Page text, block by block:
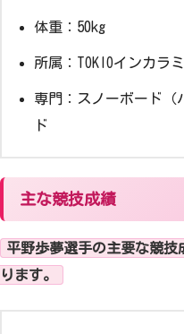
体重：50kg
所属：TOKIOインカラミ
専門：スノーボード（
ド
主な競技成績
平野歩夢選手の主要な競
ります。